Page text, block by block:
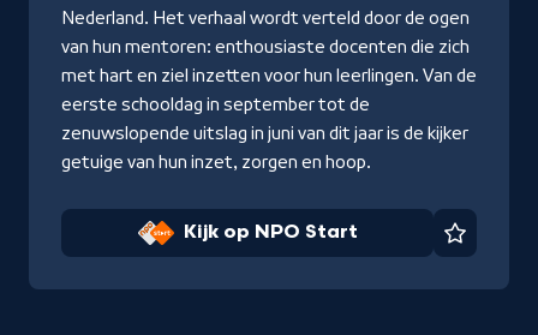
Nederland. Het verhaal wordt verteld door de ogen
van hun mentoren: enthousiaste docenten die zich
met hart en ziel inzetten voor hun leerlingen. Van de
eerste schooldag in september tot de
zenuwslopende uitslag in juni van dit jaar is de kijker
getuige van hun inzet, zorgen en hoop.
Kijk op NPO Start